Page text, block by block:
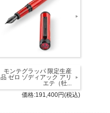
モンテグラッパ 限定生産
品 ゼロ ゾディアック アリ
エテ（牡...
価格:191,400円(税込)